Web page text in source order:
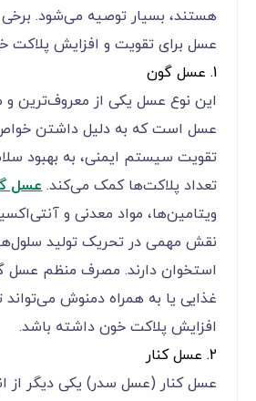
هستند، بسیار توصیه می‌شود. برخی
عسل برای تقویت و افزایش پلاکت
1. عسل گون
این نوع عسل یکی از معروف‌ترین و
عسل است که به دلیل داشتن
تقویت سیستم ایمنی، به بهبود
تعداد پلاکت‌ها کمک می‌کند.عسل
ویتامین‌ها، مواد معدنی و
نقش مهمی در تحریک تولید
استخوان دارند. مصرف منظم عسل
غذایی یا به همراه دمنوش می‌تواند
افزایش پلاکت خون داشته باشد.
2. عسل کنار
عسل کنار (عسل سدر) یکی دیگر از